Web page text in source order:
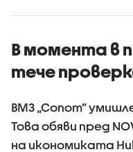
В момента в
тече
ВМЗ „Сопот”
Това обяви пред
на икономиката